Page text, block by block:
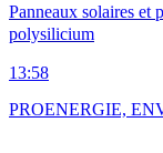
Panneaux solaires et
polysilicium
13:58
PROENERGIE,